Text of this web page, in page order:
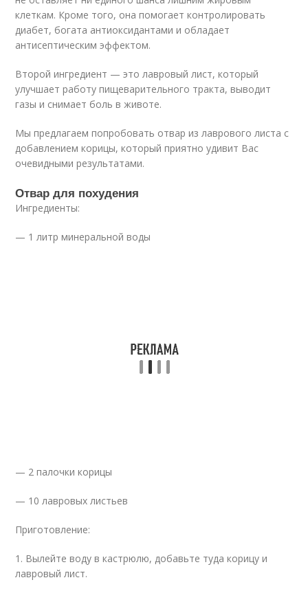
клеткам. Кроме того, она помогает контролировать
диабет, богата антиоксидантами и обладает
антисептическим эффектом.
Второй ингредиент — это лавровый лист, который
улучшает работу пищеварительного тракта, выводит
газы и снимает боль в животе.
Мы предлагаем попробовать отвар из лаврового листа с
добавлением корицы, который приятно удивит Вас
очевидными результатами.
Отвар для похудения
Ингредиенты:
— 1 литр минеральной воды
— 2 палочки корицы
— 10 лавровых листьев
Приготовление:
1. Вылейте воду в кастрюлю, добавьте туда корицу и
лавровый лист.